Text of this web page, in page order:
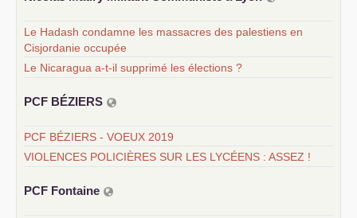
Le Hadash condamne les massacres des palestiens en
Cisjordanie occupée
Le Nicaragua a-t-il supprimé les élections ?
PCF BÉZIERS
PCF BÉZIERS - VOEUX 2019
VIOLENCES POLICIÈRES SUR LES LYCÉENS : ASSEZ !
PCF Fontaine